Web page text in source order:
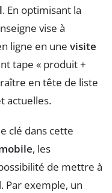
. En optimisant la
vise à
ligne en une visite
tape « produit +
en tête de liste
actuelles.
clé dans cette
, les
de mettre à
Par exemple, un